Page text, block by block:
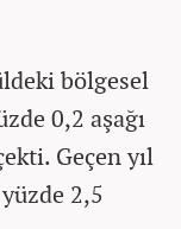
bölgesel
0,2 aşağı
Geçen yıl
2,5